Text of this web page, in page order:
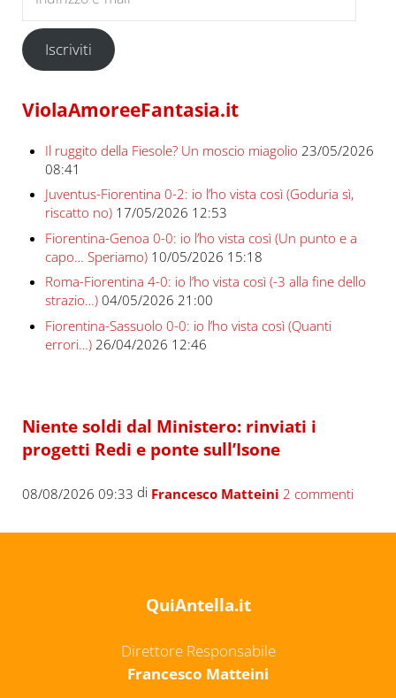
Iscriviti
ViolaAmoreeFantasia.it
Il ruggito della Fiesole? Un moscio miagolio 23/05/2026
08:41
Juventus-Fiorentina 0-2: io l’ho vista così (Goduria sì,
riscatto no) 17/05/2026 12:53
Fiorentina-Genoa 0-0: io l’ho vista così (Un punto e a
capo… Speriamo) 10/05/2026 15:18
Roma-Fiorentina 4-0: io l’ho vista così (-3 alla fine dello
strazio…) 04/05/2026 21:00
Fiorentina-Sassuolo 0-0: io l’ho vista così (Quanti
errori…) 26/04/2026 12:46
Niente soldi dal Ministero: rinviati i
progetti Redi e ponte sull’Isone
08/08/2026 09:33 di Francesco Matteini 2 commenti
QuiAntella.it
Direttore Responsabile
Francesco Matteini